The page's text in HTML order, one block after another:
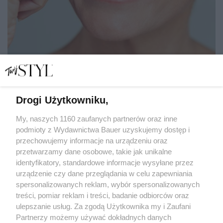
przywracają skórze młodość
MATYLDA NOWAK
PIELĘGNACJA
Drogi Użytkowniku,
My, naszych 1160 zaufanych partnerów oraz inne
podmioty z Wydawnictwa Bauer uzyskujemy dostęp i
przechowujemy informacje na urządzeniu oraz
przetwarzamy dane osobowe, takie jak unikalne
identyfikatory, standardowe informacje wysyłane przez
urządzenie czy dane przeglądania w celu zapewniania
spersonalizowanych reklam, wybór spersonalizowanych
treści, pomiar reklam i treści, badanie odbiorców oraz
ulepszanie usług. Za zgodą Użytkownika my i Zaufani
Partnerzy możemy używać dokładnych danych